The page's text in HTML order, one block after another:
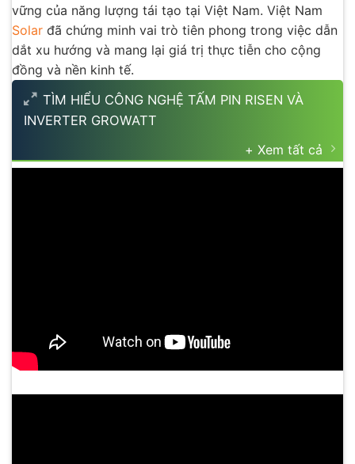
vững của năng lượng tái tạo tại Việt Nam. Việt Nam
Solar đã chứng minh vai trò tiên phong trong việc dẫn
dắt xu hướng và mang lại giá trị thực tiễn cho cộng
đồng và nền kinh tế.
TÌM HIỂU CÔNG NGHỆ TẤM PIN RISEN VÀ
INVERTER GROWATT
+ Xem tất cả